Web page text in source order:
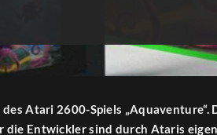
Atari 2600-Spiels „Aquaventure“.
Entwickler sind durch Ataris